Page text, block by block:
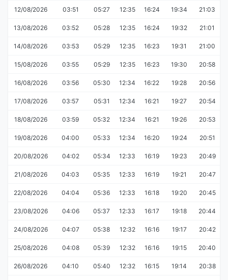
12/08/2026 03:51 05:27 12:35 16:24 19:34 21:03
13/08/2026 03:52 05:28 12:35 16:24 19:32 21:01
14/08/2026 03:53 05:29 12:35 16:23 19:31 21:00
15/08/2026 03:55 05:29 12:35 16:23 19:30 20:58
16/08/2026 03:56 05:30 12:34 16:22 19:28 20:56
17/08/2026 03:57 05:31 12:34 16:21 19:27 20:54
18/08/2026 03:59 05:32 12:34 16:21 19:26 20:53
19/08/2026 04:00 05:33 12:34 16:20 19:24 20:51
20/08/2026 04:02 05:34 12:33 16:19 19:23 20:49
21/08/2026 04:03 05:35 12:33 16:19 19:21 20:47
22/08/2026 04:04 05:36 12:33 16:18 19:20 20:45
23/08/2026 04:06 05:37 12:33 16:17 19:18 20:44
24/08/2026 04:07 05:38 12:32 16:16 19:17 20:42
25/08/2026 04:08 05:39 12:32 16:16 19:15 20:40
26/08/2026 04:10 05:40 12:32 16:15 19:14 20:38